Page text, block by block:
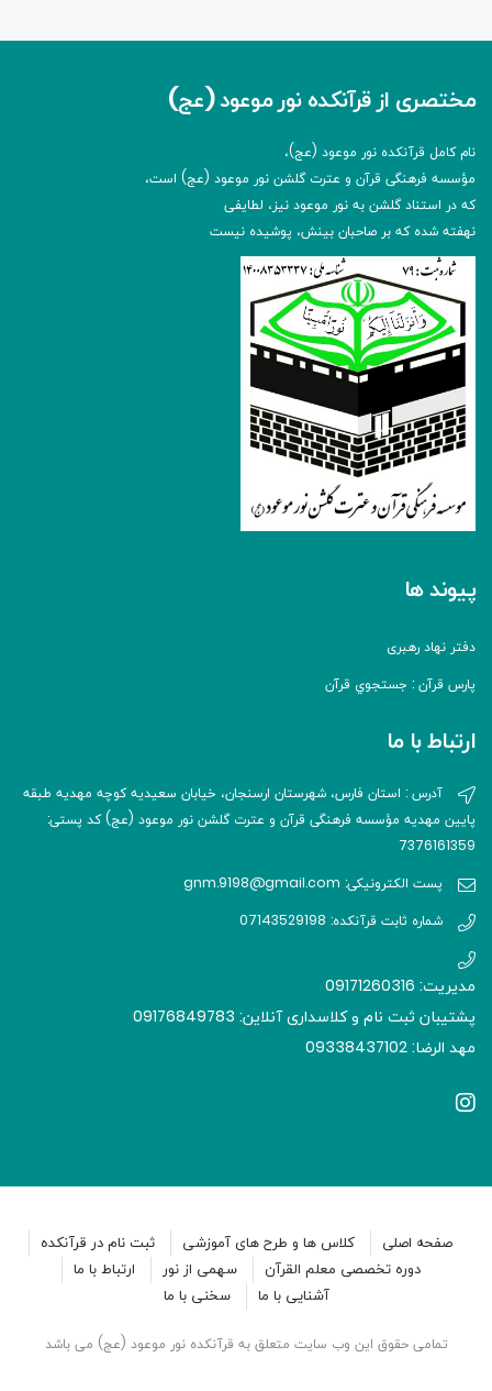
مختصری از قرآنکده نور موعود (عج)
نام کامل قرآنکده نور موعود (عج)،
مؤسسه فرهنگی قرآن و عترت گلشن نور موعود (عج) است،
که در استناد گلشن به نور موعود نیز، لطایفی
نهفته شده که بر صاحبان بینش، پوشیده نیست
پیوند ها
دفتر نهاد رهبری
پارس قرآن : جستجوي قرآن
ارتباط با ما
آدرس : استان فارس، شهرستان ارسنجان، خیابان سعیدیه کوچه مهدیه طبقه
پایین مهدیه مؤسسه فرهنگی قرآن و عترت گلشن نور موعود (عج) کد پستی:
7376161359
پست الکترونیکی: gnm.9198@gmail.com
شماره ثابت قرآنکده: 07143529198
مدیریت: 09171260316
پشتیبان ثبت نام و کلاسداری آنلاین: 09176849783
مهد الرضا: 09338437102
صفحه اصلی کلاس ها و طرح های آموزشی
ثبت نام در قرآنکده
دوره تخصصی معلم القرآن
سهمی از نور
ارتباط با ما
آشنایی با ما
سخنی با ما
تمامی حقوق این وب سایت متعلق به قرآنکده نور موعود (عج) می باشد